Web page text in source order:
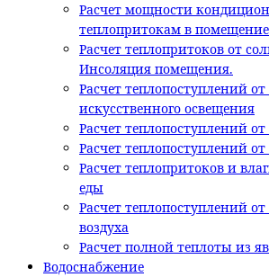
Расчет мощности
теплопритокам в помещение
Расчет теплопритоков от
Инсоляция помещения.
Расчет теплопоступлений
искусственного освещения
Расчет теплопоступлений
Расчет теплопоступлений
Расчет теплопритоков и
еды
Расчет теплопоступлений
воздуха
Расчет полной теплоты из
Водоснабжение